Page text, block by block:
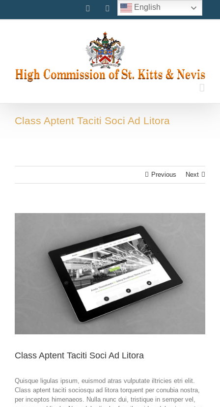
FacebookInstagramTwitter
Class Aptent Taciti Soci Ad Litora
Previous Next
Class Aptent Taciti Soci Ad Litora
Quisque ligulas ipsum, euismod atras vulputate iltricies etri elit.
Class aptent taciti sociosqu ad litora torquent per conubia nostra,
per inceptos himenaeos. Nulla nunc dui, tristique in semper vel,
English